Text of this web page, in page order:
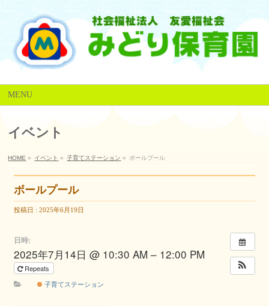
MENU
イベント
HOME » イベント » 子育てステーション » ボールプール
ボールプール
投稿日 : 2025年6月19日
日時:
2025年7月14日 @ 10:30 AM – 12:00 PM
Repeats
子育てステーション